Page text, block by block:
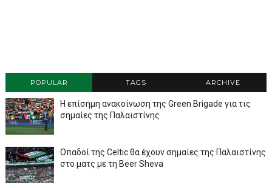
POPULAR TAGS ARCHIVE
Η επίσημη ανακοίνωση της Green Brigade για τις
σημαίες της Παλαιστίνης
Οπαδοί της Celtic θα έχουν σημαίες της Παλαιστίνης
στο ματς με τη Beer Sheva